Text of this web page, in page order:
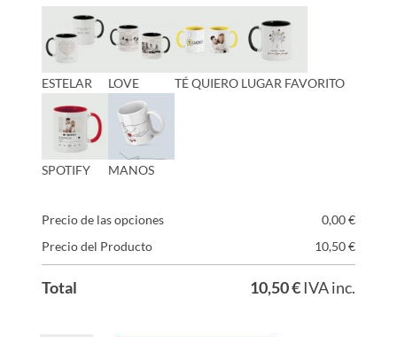
ESTELAR LOVE TÉ QUIERO LUGAR FAVORITO
SPOTIFY MANOS
Precio de las opciones 0,00€
Precio del Producto
10,50€
Total 10,50€ IVA inc.